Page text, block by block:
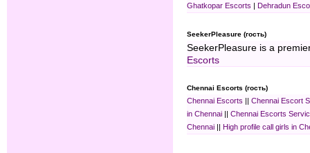
Ghatkopar Escorts | Dehradun
SeekerPleasure (гость)
SeekerPleasure is a
Escorts
Chennai Escorts (гость)
Chennai Escorts || Chennai Escort
in Chennai || Chennai Escorts
Chennai || High profile call girls in